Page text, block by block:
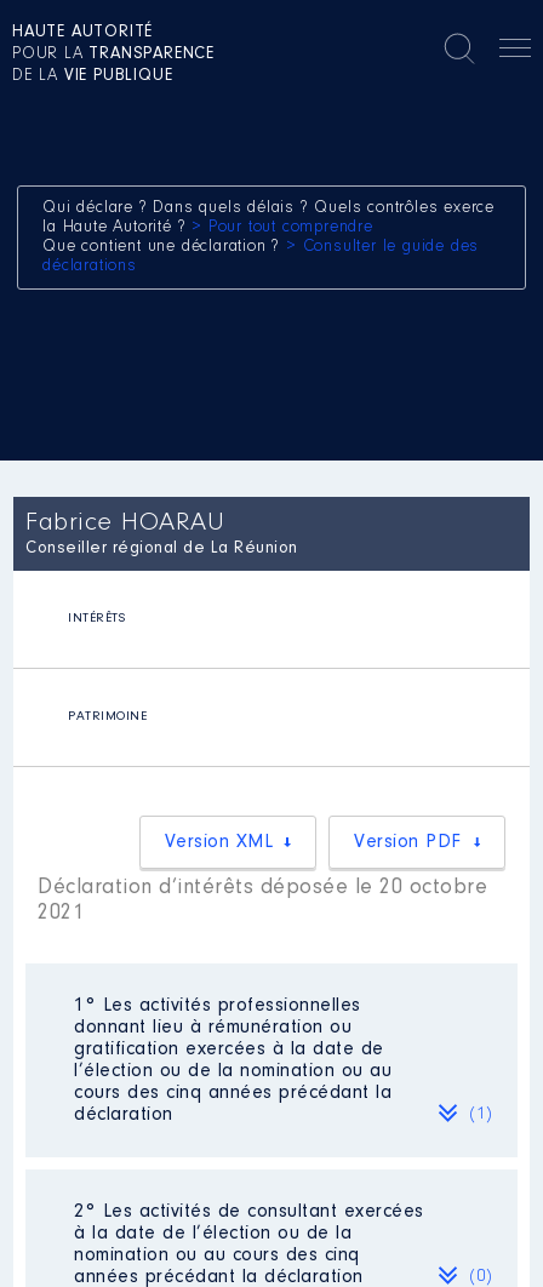
HAUTE AUTORITÉ
POUR LA TRANSPARENCE
DE LA VIE PUBLIQUE
Qui déclare ? Dans quels délais ? Quels contrôles exerce
la Haute Autorité ? > Pour tout comprendre
Que contient une déclaration ? > Consulter le guide des
déclarations
Fabrice HOARAU
Conseiller régional de La Réunion
INTÉRÊTS
PATRIMOINE
Version PDF
Version XML
Déclaration d’intérêts déposée le 20 octobre
2021
1° Les activités professionnelles
donnant lieu à rémunération ou
gratification exercées à la date de
l’élection ou de la nomination ou au
cours des cinq années précédant la
déclaration
(1)
Description
: Commercial
Commentaire : Pour 2021 le total
est fait jusqu'au 01/08/2021La
2° Les activités de consultant exercées
à la date de l’élection ou de la
nomination ou au cours des cinq
années précédant la déclaration
(0)